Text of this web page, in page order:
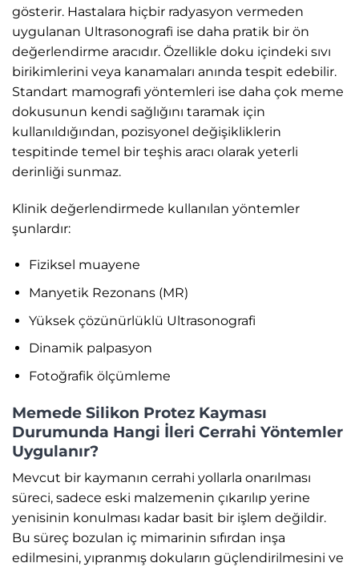
gösterir. Hastalara hiçbir radyasyon vermeden
uygulanan Ultrasonografi ise daha pratik bir ön
değerlendirme aracıdır. Özellikle doku içindeki sıvı
birikimlerini veya kanamaları anında tespit edebilir.
Standart mamografi yöntemleri ise daha çok meme
dokusunun kendi sağlığını taramak için
kullanıldığından, pozisyonel değişikliklerin
tespitinde temel bir teşhis aracı olarak yeterli
derinliği sunmaz.
Klinik değerlendirmede kullanılan yöntemler
şunlardır:
Fiziksel muayene
Manyetik Rezonans (MR)
Yüksek çözünürlüklü Ultrasonografi
Dinamik palpasyon
Fotoğrafik ölçümleme
Memede Silikon Protez Kayması
Durumunda Hangi İleri Cerrahi Yöntemler
Uygulanır?
Mevcut bir kaymanın cerrahi yollarla onarılması
süreci, sadece eski malzemenin çıkarılıp yerine
yenisinin konulması kadar basit bir işlem değildir.
Bu süreç bozulan iç mimarinin sıfırdan inşa
edilmesini, yıpranmış dokuların güçlendirilmesini ve